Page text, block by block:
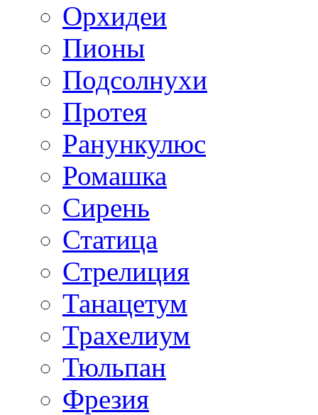
Орхидеи
Пионы
Подсолнухи
Протея
Ранункулюс
Ромашка
Сирень
Статица
Стрелиция
Танацетум
Трахелиум
Тюльпан
Фрезия